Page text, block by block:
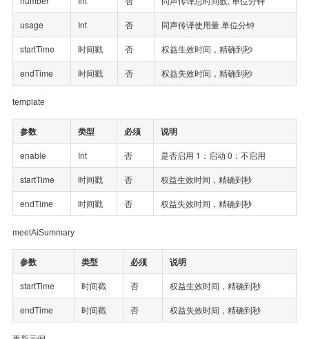
usage Int 否 同声传译使用量 单位分钟
startTime 时间戳 否 权益生效时间，精确到秒
endTime 时间戳 否 权益失效时间，精确到秒
template
参数 类型 必须 说明
enable Int 否 是否启用 1：启动 0：不启用
startTime 时间戳 否 权益生效时间，精确到秒
endTime 时间戳 否 权益失效时间，精确到秒
meetAiSummary
参数 类型 必须 说明
startTime 时间戳 否 权益生效时间，精确到秒
endTime 时间戳 否 权益失效时间，精确到秒